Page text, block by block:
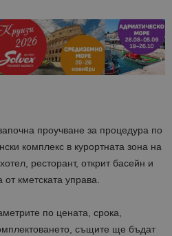
проучване за процедура по
комплекс в курортната зона на
ресторант, открит басейн и
кметската управа.
по цената, срока,
същите ще бъдат